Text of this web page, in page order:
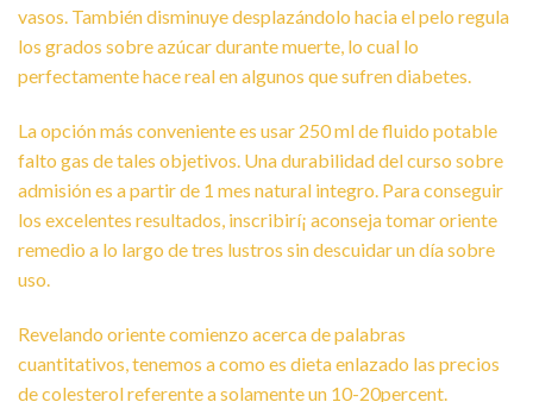
vasos. También disminuye desplazándolo hacia el pelo regula
los grados sobre azúcar durante muerte, lo cual lo
perfectamente hace real en algunos que sufren diabetes.
La opción más conveniente es usar 250 ml de fluido potable
falto gas de tales objetivos. Una durabilidad del curso sobre
admisión es a partir de 1 mes natural integro. Para conseguir
los excelentes resultados, inscribirí¡ aconseja tomar oriente
remedio a lo largo de tres lustros sin descuidar un día sobre
uso.
Revelando oriente comienzo acerca de palabras
cuantitativos, tenemos a como es dieta enlazado las precios
de colesterol referente a solamente un 10-20percent.